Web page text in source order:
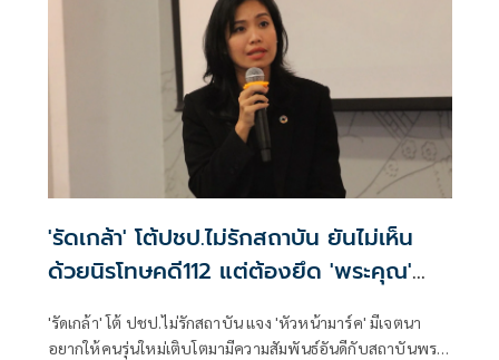
'รัดเกล้า' โต้ปชป.ไม่รักสถาบัน ยันไม่เห็น
ด้วยนิรโทษคดี112 แต่ต้องยึด 'พระคุณ'
'รัดเกล้า' โต้ ปชป.ไม่รักสถาบัน แจง 'หัวหน้ามาร์ค' มีเจตนา
อยากให้คนรุ่นใหม่เติบโตมามีความสัมพันธ์อันดีกับสถาบันพระ